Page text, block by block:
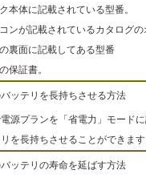
本体に記載されている型番。
ンが記載されているカタログの
裏面に記載してある型番
保証書。
ッテリを長持ちさせる方法
源プランを「省電力」モード
を長持ちさせることができます
ッテリの寿命を延ばす方法